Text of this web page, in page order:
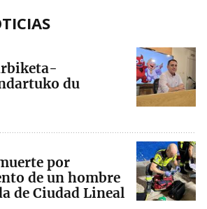
du
por
de un hombre
de Ciudad Lineal